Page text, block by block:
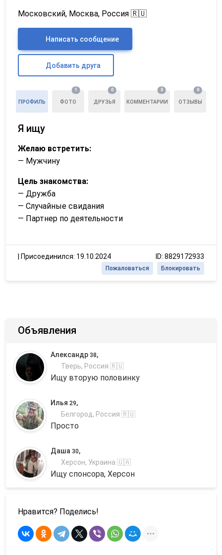
Московский, Москва, Россия 🇷🇺
Написать сообщение
Добавить друга
ПРОФИЛЬ ФОТО
1
ДРУЗЬЯ
0
КОММЕНТАРИИ
0
ОТЗЫВЫ
0
Я ищу
Желаю встретить:
— Мужчину
Цель знакомства:
— Дружба
— Случайные свидания
— Партнер по деятельности
| Присоединился: 19.10.2024 ID: 8829172933
Блокировать
Пожаловаться
Объявления
Александр 38,
Тверь, Россия 🇷🇺
Ищу вторую половинку
Илья 29,
Белгород, Россия 🇷🇺
Просто
Даша 30,
Херсон, Украина 🇺🇦
Ищу спонсора, Херсон
Нравится? Поделись!